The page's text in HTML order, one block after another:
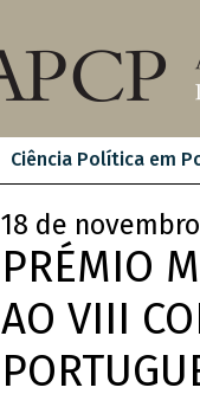
Ciência Política em
18 de
PRÉMIO
AO VIII